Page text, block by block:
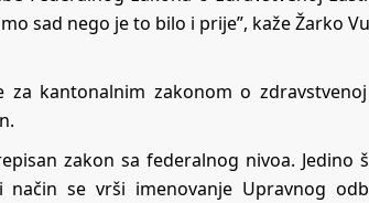
sad nego je to bilo i prije”, kaže Žarko
za kantonalnim zakonom o
zakon sa federalnog nivoa. Jedino
se vrši imenovanje Upravnog